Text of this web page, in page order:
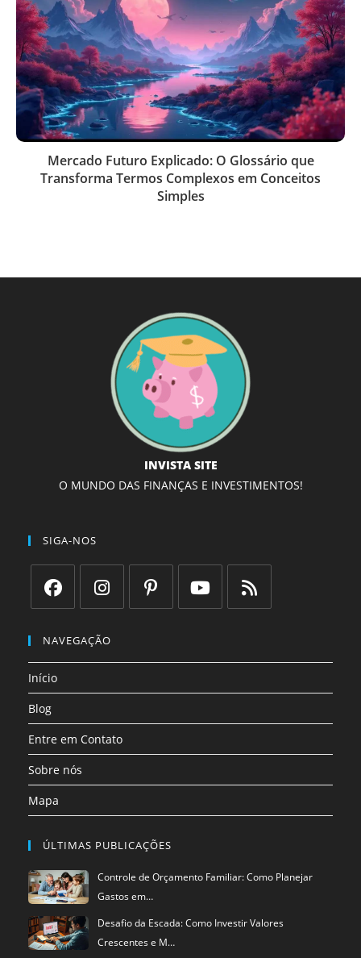
Mercado Futuro Explicado: O Glossário que
Transforma Termos Complexos em Conceitos
Simples
INVISTA SITE
O MUNDO DAS FINANÇAS E INVESTIMENTOS!
SIGA-NOS
em
uma
nova
aba
em
uma
aba
uma
aba
uma
aba
uma
aba
NAVEGAÇÃO
Início
Blog
Entre em Contato
Sobre nós
Mapa
ÚLTIMAS PUBLICAÇÕES
Controle de Orçamento Familiar: Como Planejar
Gastos em…
Desafio da Escada: Como Investir Valores
Crescentes e M…